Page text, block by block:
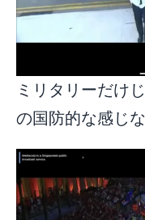
ミリタリーだけ
の国防的な感じ